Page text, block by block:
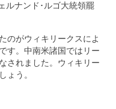
ルナンド･ルゴ大統領罷
のがウィキリークスによ
す。中南米諸国ではリー
されました。ウィキリー
ょう。